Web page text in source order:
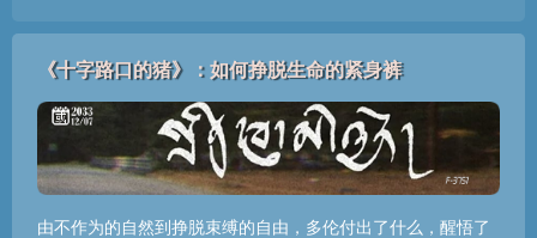
《十字路口的猪》：如何挣脱生命的紧身裤
由不作为的自然到挣脱束缚的自由，多伦付出了什么，醒悟了